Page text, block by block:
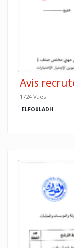
Avis
1724 Vues
ELFOULADH